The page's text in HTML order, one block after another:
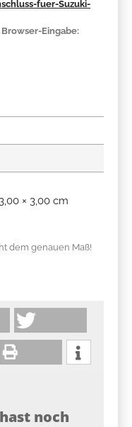
fuer-Suzuki-
Eingabe:
× 3,00 cm
dem genauen Maß!
noch